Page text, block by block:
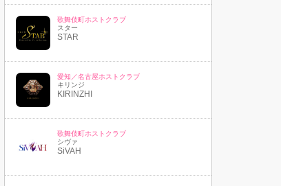
歌舞伎町ホストクラブ
スター
STAR
愛知／名古屋ホストクラブ
キリンジ
KIRINZHI
歌舞伎町ホストクラブ
シヴァ
SiVAH